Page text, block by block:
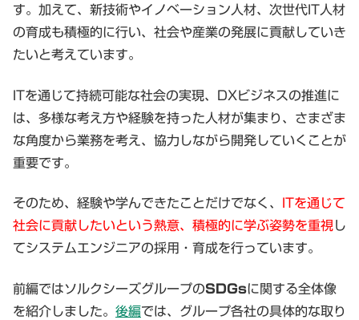
す。加えて、新技術やイノベーション人材、次世代IT人材
の育成も積極的に行い、社会や産業の発展に貢献していき
たいと考えています。
ITを通じて持続可能な社会の実現、DXビジネスの推進に
は、多様な考え方や経験を持った人材が集まり、さまざま
な角度から業務を考え、協力しながら開発していくことが
重要です。
そのため、経験や学んできたことだけでなく、
ITを通じて
社会に貢献したいという熱意、積極的に学ぶ姿勢を重視し
てシステムエンジニアの採用・育成を行っています。
前編ではソルクシーズグループのSDGsに関する全体像
を紹介しました。 後編では、グループ各社の具体的な取り